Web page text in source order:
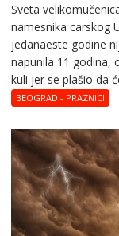
Svеta
namesnika carskog
јеdanaеstе gоdinе
napunila 11 gоdina,
kuli jer se plašio da
BEOGRAD - PRAZNICI